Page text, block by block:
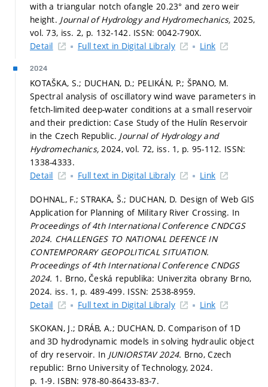
with a triangular notch ofangle 20.23° and zero weir
height. Journal of Hydrology and Hydromechanics, 2025,
vol. 73, iss. 2, p. 132-142. ISSN: 0042-790X.
Detail
Full text in Digital Libraly Link
2024
KOTAŠKA, S.; DUCHAN, D.; PELIKÁN, P.; ŠPANO, M.
Spectral analysis of oscillatory wind wave parameters in
fetch-limited deep-water conditions at a small reservoir
and their prediction: Case Study of the Hulín Reservoir
in the Czech Republic. Journal of Hydrology and
Hydromechanics,2024, vol. 72, iss. 1, p. 95-112. ISSN:
1338-4333.
Detail
Full text in Digital Libraly Link
DOHNAL, F.; STRAKA, Š.; DUCHAN, D. Design of Web GIS
Application for Planning of Military River Crossing. In
Proceedings of 4th International Conference CNDCGS
2024. CHALLENGES TO NATIONAL DEFENCE IN
CONTEMPORARY GEOPOLITICAL SITUATION.
Proceedings of 4th International Conference CNDGS
2024. 1. Brno, Česká republika: Univerzita obrany Brno,
2024. iss. 1, p. 489-499. ISSN: 2538-8959.
Detail
Full text in Digital Libraly Link
SKOKAN, J.; DRÁB, A.; DUCHAN, D. Comparison of 1D
and 3D hydrodynamic models in solving hydraulic object
of dry reservoir. In JUNIORSTAV 2024. Brno, Czech
republic: Brno University of Technology, 2024.
p. 1-9. ISBN: 978-80-86433-83-7.